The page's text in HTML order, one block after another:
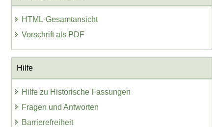
HTML-Gesamtansicht
Vorschrift als PDF
Hilfe
Hilfe zu Historische Fassungen
Fragen und Antworten
Barrierefreiheit